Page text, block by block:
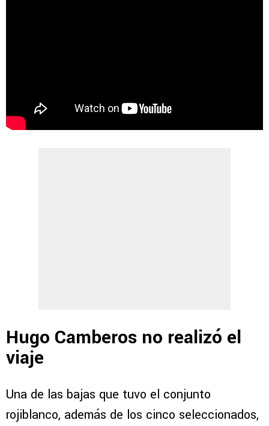
Hugo Camberos no realizó el
viaje
Una de las bajas que tuvo el conjunto
rojiblanco, además de los cinco seleccionados,